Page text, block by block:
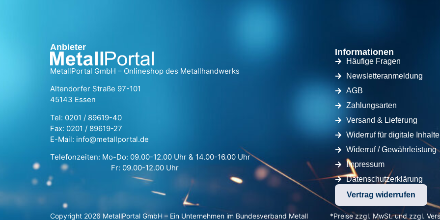
Anbieter
MetallPortal GmbH – Onlineshop des Metallhandwerks
Altendorfer Straße 97-101
45143 Essen
Tel: 0201 / 89619-40
Fax: 0201 / 89619-27
E-Mail: info@metallportal.de
Telefonzeiten: Mo-Do: 09.00-12.00 Uhr & 14.00-16.00 Uhr
Fr: 09.00-12.00 Uhr
Informationen
Häufige Fragen
Newsletteranmeldung
AGB
Zahlungsarten
Versand & Lieferung
Widerruf für digitale Inhalte
Widerruf / Gewährleistung
Impressum
Datenschutzerklärung
Vertrag widerrufen
Copyright 2026 MetallPortal GmbH – Ein Unternehmen im Bundesverband Metall *Preise zzgl. MwSt. und zzgl.